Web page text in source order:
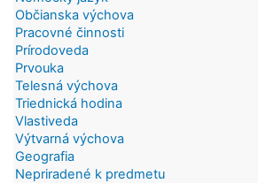
Občianska výchova
Pracovné činnosti
Prírodoveda
Prvouka
Telesná výchova
Triednická hodina
Vlastiveda
Výtvarná výchova
Geografia
Nepriradené k predmetu